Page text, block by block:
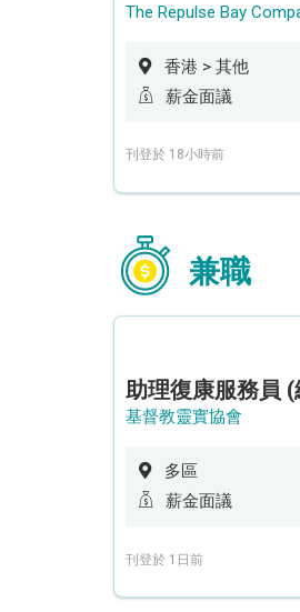
香港 > 其他
薪金面議
刊登於 18小時前
兼職
基督教靈實協會
多區
薪金面議
刊登於 1日前